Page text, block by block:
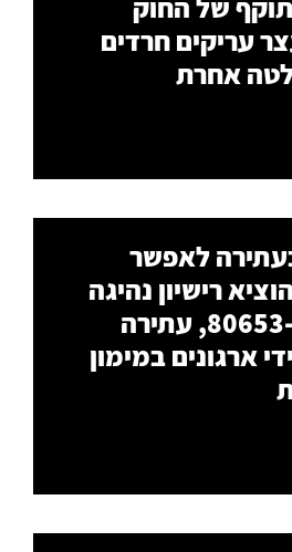
עריקים חרדים
אחרת
לאפשר
רישיון נהיגה
בג"ץ 80653-12-24, עתירה
ארגונים במימון